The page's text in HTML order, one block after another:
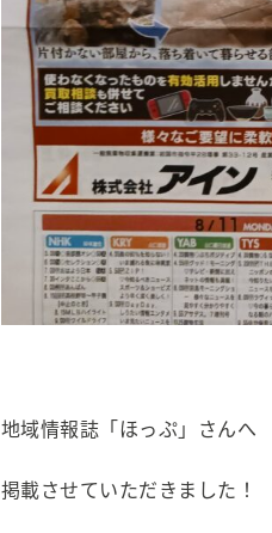
地域情報誌「ほっぷ」さんへ
掲載させていただきました！